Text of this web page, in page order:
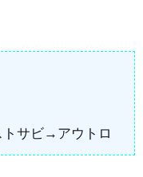
サビ→アウトロ